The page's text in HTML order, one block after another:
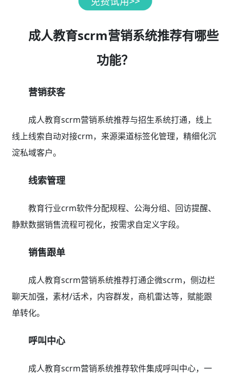
成人教育scrm营销系统推荐有哪些
功能？
营销获客
成人教育scrm营销系统推荐与招生系统打通，线上
线上线索自动对接crm，来源渠道标签化管理，精细化沉
淀私域客户。
线索管理
教育行业crm软件分配规程、公海分组、回访提醒、
静默数据销售流程可视化，按需求自定义字段。
销售跟单
成人教育scrm营销系统推荐打通企微scrm，侧边栏
聊天加强，素材/话术，内容群发，商机雷达等，赋能跟
单转化。
呼叫中心
成人教育scrm营销系统推荐软件集成呼叫中心，一